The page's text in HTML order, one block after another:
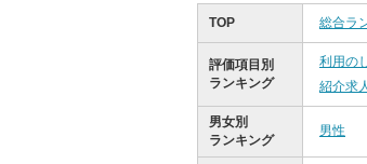
TOP 総合ラ
評価項目別
ランキング
利用の
紹介求
男女別
ランキング
男性